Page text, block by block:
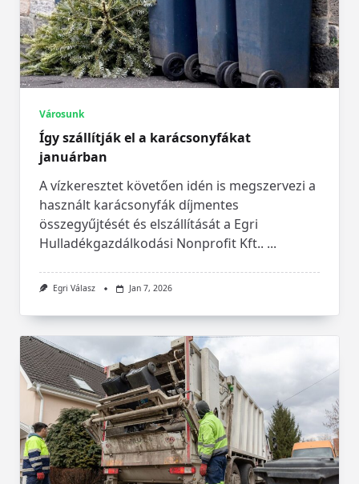
Városunk
Így szállítják el a karácsonyfákat
januárban
A vízkeresztet követően idén is megszervezi a
használt karácsonyfák díjmentes
összegyűjtését és elszállítását a Egri
Hulladékgazdálkodási Nonprofit Kft.. ...
Egri Válasz Jan 7, 2026